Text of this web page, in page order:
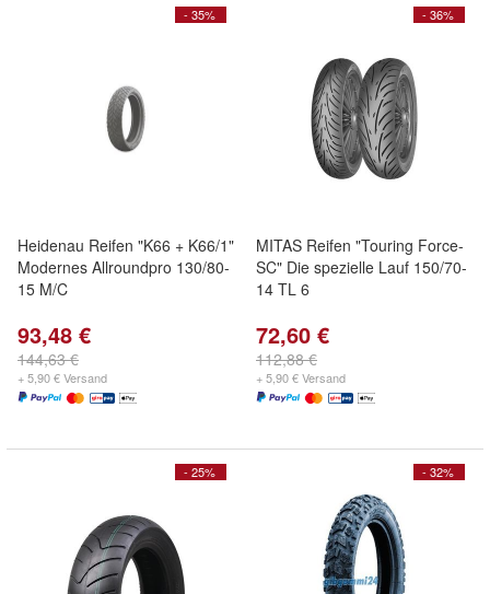
- 35%
Heidenau Reifen "K66 + K66/1"
Modernes Allroundpro 130/80-
15 M/C
93,48 €
144,63 €
+ 5,90 € Versand
- 36%
MITAS Reifen "Touring Force-
SC" Die spezielle Lauf 150/70-
14 TL 6
72,60 €
112,88 €
+ 5,90 € Versand
- 25% - 32%